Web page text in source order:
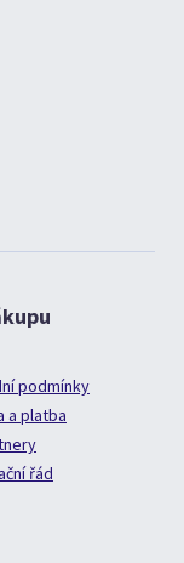
podmínky
a platba
řád